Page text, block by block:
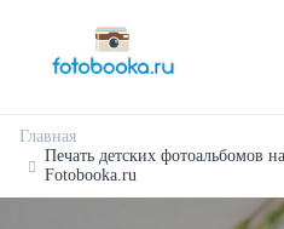
Главная
Печать детских фотоальбомов
Fotobooka.ru